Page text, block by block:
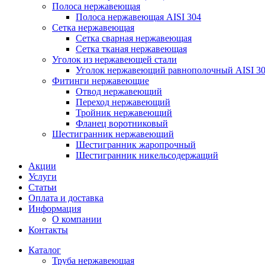
Полоса нержавеющая
Полоса нержавеющая AISI 304
Сетка нержавеющая
Сетка сварная нержавеющая
Сетка тканая нержавеющая
Уголок из нержавеющей стали
Уголок нержавеющий равнополочный AISI
Фитинги нержавеющие
Отвод нержавеющий
Переход нержавеющий
Тройник нержавеющий
Фланец воротниковый
Шестигранник нержавеющий
Шестигранник жаропрочный
Шестигранник никельсодержащий
Акции
Услуги
Статьи
Оплата и доставка
Информация
О компании
Контакты
Каталог
Труба нержавеющая